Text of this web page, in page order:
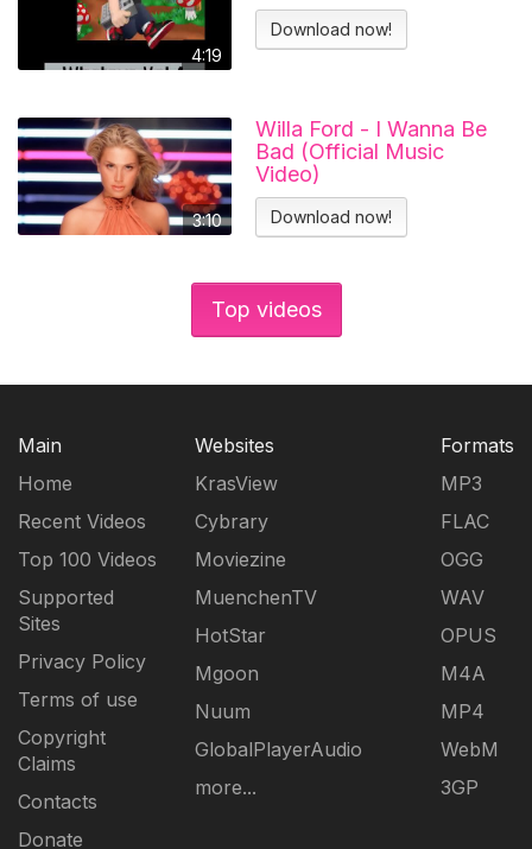
4:19
Download now!
3:10
Willa Ford - I Wanna Be
Bad (Official Music
Video)
Download now!
Top videos
Main
Home
Recent Videos
Top 100 Videos
Supported
Sites
Privacy Policy
Terms of use
Copyright
Claims
Contacts
Donate
Websites
KrasView
Cybrary
Moviezine
MuenchenTV
HotStar
Mgoon
Nuum
GlobalPlayerAudio
more...
Formats
MP3
FLAC
OGG
WAV
OPUS
M4A
MP4
WebM
3GP